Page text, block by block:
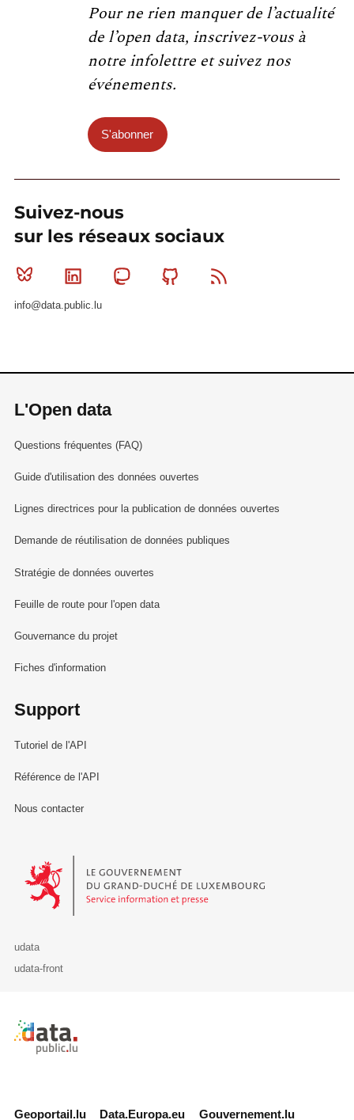
Pour ne rien manquer de l’actualité
de l’open data, inscrivez-vous à
notre infolettre et suivez nos
événements.
S'abonner
Suivez-nous
sur les réseaux sociaux
Bluesky Linkedin MastodonGithub
info@data.public.lu
L'Open data
Questions fréquentes (FAQ)
Guide d'utilisation des données ouvertes
Lignes directrices pour la publication de données ouvertes
Demande de réutilisation de données publiques
Stratégie de données ouvertes
Feuille de route pour l'open data
Gouvernance du projet
Fiches d'information
Support
Tutoriel de l'API
Référence de l'API
Nous contacter
Le Gouvernement du Grand-Duché de Luxembourg - Service
udata
udata-front
Retour à l'accueil de data.public.lu
Geoportail.lu Data.Europa.eu Gouvernement.lu